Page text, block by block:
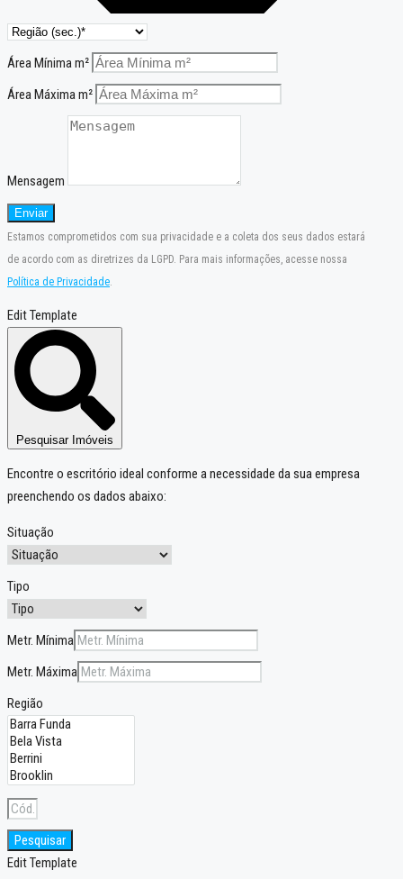
Área Mínima m²
Área Máxima m²
Mensagem
Enviar
Estamos comprometidos com sua privacidade e a coleta dos seus dados estará
de acordo com as diretrizes da LGPD. Para mais informações, acesse nossa
Política de Privacidade.
Edit Template
Pesquisar Imóveis
Encontre o escritório ideal conforme a necessidade da sua empresa
preenchendo os dados abaixo:
Situação
Tipo
Metr. Mínima
Metr. Máxima
Região
Pesquisar
Edit Template